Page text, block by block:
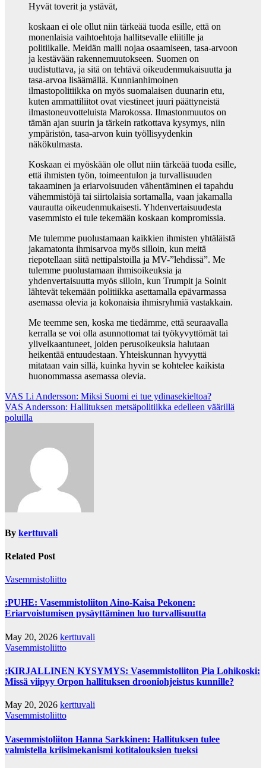
Hyvät toverit ja ystävät,
koskaan ei ole ollut niin tärkeää tuoda esille, että on
monenlaisia vaihtoehtoja hallitsevalle eliitille ja
politiikalle. Meidän malli nojaa osaamiseen, tasa-arvoon
ja kestävään rakennemuutokseen. Suomen on
uudistuttava, ja sitä on tehtävä oikeudenmukaisuutta ja
tasa-arvoa lisäämällä. Kunnianhimoinen
ilmastopolitiikka on myös suomalaisen duunarin etu,
kuten ammattiliitot ovat viestineet juuri päättyneistä
ilmastoneuvotteluista Marokossa. Ilmastonmuutos on
tämän ajan suurin ja tärkein ratkottava kysymys, niin
ympäristön, tasa-arvon kuin työllisyydenkin
näkökulmasta.
Koskaan ei myöskään ole ollut niin tärkeää tuoda esille,
että ihmisten työn, toimeentulon ja turvallisuuden
takaaminen ja eriarvoisuuden vähentäminen ei tapahdu
vähemmistöjä tai siirtolaisia sortamalla, vaan jakamalla
vaurautta oikeudenmukaisesti. Yhdenvertaisuudesta
vasemmisto ei tule tekemään koskaan kompromissia.
Me tulemme puolustamaan kaikkien ihmisten yhtäläistä
jakamatonta ihmisarvoa myös silloin, kun meitä
riepotellaan siitä nettipalstoilla ja MV-”lehdissä”. Me
tulemme puolustamaan ihmisoikeuksia ja
yhdenvertaisuutta myös silloin, kun Trumpit ja Soinit
lähtevät tekemään politiikka asettamalla epävarmassa
asemassa olevia ja kokonaisia ihmisryhmiä vastakkain.
Me teemme sen, koska me tiedämme, että seuraavalla
kerralla se voi olla asunnottomat tai työkyvyttömät tai
ylivelkaantuneet, joiden perusoikeuksia halutaan
heikentää entuudestaan. Yhteiskunnan hyvyyttä
mitataan vain sillä, kuinka hyvin se kohtelee kaikista
huonommassa asemassa olevia.
Post
navigation
VAS Li Andersson: Miksi Suomi ei tue ydinasekieltoa?
VAS Andersson: Hallituksen metsäpolitiikka edelleen väärillä
poluilla
By kerttuvali
Related Post
Vasemmistoliitto
:PUHE: Vasemmistoliiton Aino-Kaisa Pekonen:
Eriarvoistumisen pysäyttäminen luo turvallisuutta
May 20, 2026 kerttuvali
Vasemmistoliitto
:KIRJALLINEN KYSYMYS: Vasemmistoliiton Pia Lohikoski:
Missä viipyy Orpon hallituksen drooniohjeistus kunnille?
May 20, 2026 kerttuvali
Vasemmistoliitto
Vasemmistoliiton Hanna Sarkkinen: Hallituksen tulee
valmistella kriisimekanismi kotitalouksien tueksi